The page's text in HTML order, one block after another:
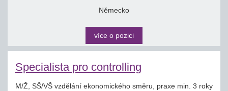
Německo
více o pozici
Specialista pro controlling
M/Ž, SŠ/VŠ vzdělání ekonomického směru, praxe min. 3 roky